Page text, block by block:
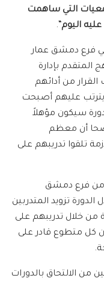
التي ساهمت
اليوم “.
فرع دمشق عمار
المتقدم بإدارة
من أدائهم
عليهم أصبحت
سيكون مؤهلاً
أن معظم
تلقوا تدريبهم على
من فرع دمشق
تزويد المتدربين
من خلال تدريبهم على
كل متطوع قادر على
الالتحاق بالدورات